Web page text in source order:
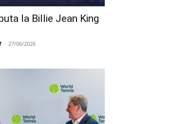
la Billie Jean King
- 27/06/2026